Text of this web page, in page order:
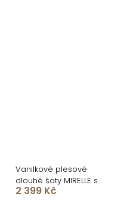
Vanilkové plesové
dlouhé šaty MIRELLE s
květinovým vzorem
2 399 Kč